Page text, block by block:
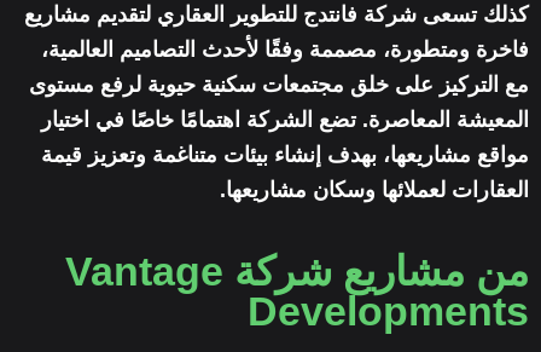
كذلك تسعى شركة فانتدج للتطوير العقاري لتقديم مشاريع
فاخرة ومتطورة، مصممة وفقًا لأحدث التصاميم العالمية،
مع التركيز على خلق مجتمعات سكنية حيوية لرفع مستوى
المعيشة المعاصرة. تضع الشركة اهتمامًا خاصًا في اختيار
مواقع مشاريعها، بهدف إنشاء بيئات متناغمة وتعزيز قيمة
العقارات لعملائها وسكان مشاريعها.
من مشاريع شركة Vantage
Developments